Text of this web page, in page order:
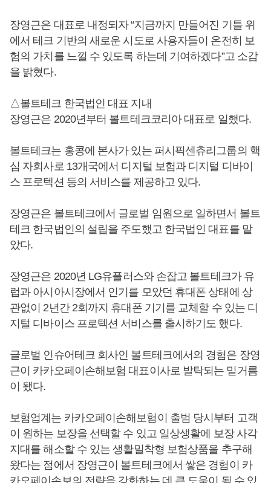
장영근은 대표로 내정되자 “지금까지 만들어진 기틀 위
에서 테크 기반의 새로운 시도로 사용자들이 온전히 보
험의 가치를 느낄 수 있도록 하는데 기여하겠다”고 소감
을 밝혔다.
△볼트테크 한국법인 대표 지내
장영근은 2020년부터 볼트테크코리아 대표로 일했다.
볼트테크는 홍콩에 본사가 있는 퍼시픽센츄리그룹의 핵
심 자회사로 13개국에서 디지털 보험과 디지털 디바이
스 프로텍션 등의 서비스를 제공하고 있다.
장영근은 볼트테크에서 글로벌 임원으로 일하면서 볼트
테크 한국법인의 설립을 주도했고 한국법인 대표를 맡
았다.
장영근은 2020년 LG유플러스와 손잡고 볼트테크가 유
럽과 아시아시장에서 인기를 모았던 휴대폰 상태에 상
관없이 2년간 2회까지 휴대폰 기기를 교체할 수 있는 디
지털 디바이스 프로텍션 서비스를 출시하기도 했다.
글로벌 인슈어테크 회사인 볼트테크에서의 경험은 장영
근이 카카오페이손해보험 대표이사로 발탁되는 밑거름
이 됐다.
보험업계는 카카오페이손해보험이 출범 당시부터 고객
이 원하는 보장을 선택할 수 있고 일상생활에 보장 사각
지대를 해소할 수 있는 생활밀착형 보험상품을 추구해
왔다는 점에서 장영근이 볼트테크에서 쌓은 경험이 카
카오페이손보의 전략을 강화하는 데 큰 도움이 될 수 있